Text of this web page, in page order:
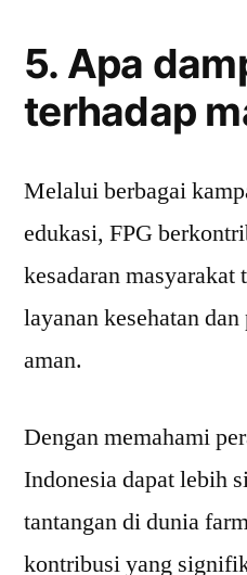
5. Apa
terhadap
Melalui berbagai
edukasi, FPG
kesadaran masyarakat
layanan kesehatan
aman.
Dengan memahami
Indonesia dapat lebih
tantangan di dunia
kontribusi yang